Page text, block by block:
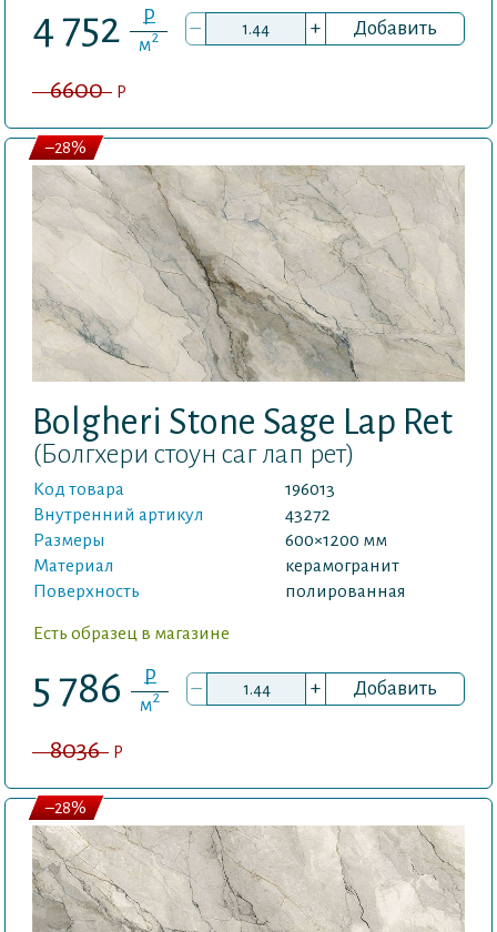
4 752 P
м2 – + Добавить
6600 P
Bolgheri Stone Sage Lap Ret
(Болгхери стоун саг лап рет)
Код товара
196013
Внутренний артикул
43272
Размеры
600×1200 мм
Материал
керамогранит
Поверхность
полированная
Есть образец в магазине
5 786 P
м2 – + Добавить
8036 P
–28%
–28%